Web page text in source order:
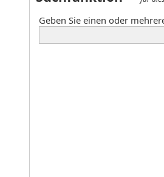
Geben Sie einen oder